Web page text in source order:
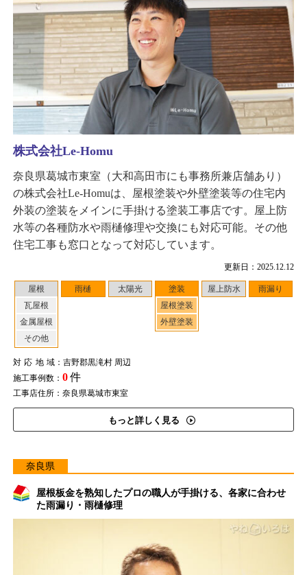
更新日：2025.12.12
屋根
瓦屋根
金属屋根
その他
雨樋 太陽光
塗装
屋根塗装
外壁塗装
屋上防水 雨漏り
対応地域：吉野郡黒滝村 周辺
施工事例数： 0件
工事店住所：奈良県葛城市東室
もっと詳しく見る
株式会社Le-Homu
奈良県葛城市東室（大和高田市にも事務所兼店舗あり）
の株式会社Le-Homuは、屋根塗装や外壁塗装等の住宅内
外装の塗装をメインに手掛ける塗装工事店です。屋上防
水等の各種防水や雨樋修理や交換にも対応可能。その他
住宅工事も窓口となって対応しています。
奈良県
屋根板金を熟知したプロの職人が手掛ける、各家に合わせ
た雨漏り・雨樋修理